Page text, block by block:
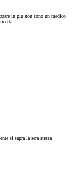
in piu non sono un medico
si saprà la sera stessa